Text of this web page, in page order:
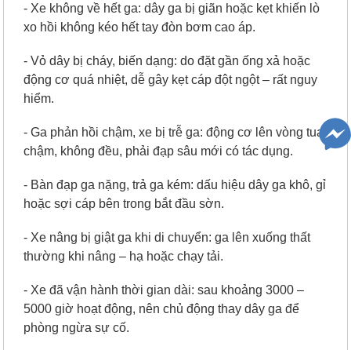
- Xe không về hết ga: dây ga bị giãn hoặc kẹt khiến lò
xo hồi không kéo hết tay đòn bơm cao áp.
- Vỏ dây bị cháy, biến dạng: do đặt gần ống xả hoặc
động cơ quá nhiệt, dễ gây kẹt cáp đột ngột – rất nguy
hiểm.
- Ga phản hồi chậm, xe bị trễ ga: động cơ lên vòng tua
chậm, không đều, phải đạp sâu mới có tác dụng.
- Bàn đạp ga nặng, trả ga kém: dấu hiệu dây ga khô, gỉ
hoặc sợi cáp bên trong bắt đầu sờn.
- Xe nâng bị giật ga khi di chuyển: ga lên xuống thất
thường khi nâng – hạ hoặc chạy tải.
- Xe đã vận hành thời gian dài: sau khoảng 3000 –
5000 giờ hoạt động, nên chủ động thay dây ga để
phòng ngừa sự cố.